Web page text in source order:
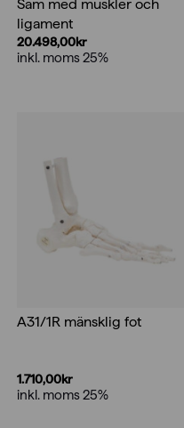
Sam med muskler och
ligament
20.498,00kr
inkl. moms 25%
A31/1R mänsklig fot
1.710,00kr
inkl. moms 25%